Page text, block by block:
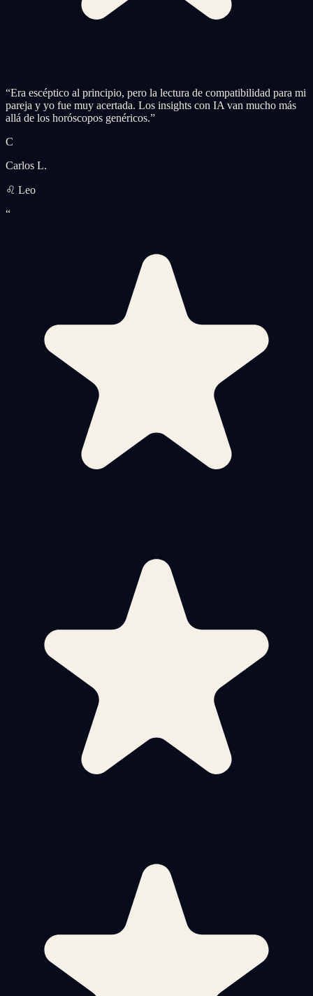
“Era escéptico al principio, pero la lectura de compatibilidad para mi
pareja y yo fue muy acertada. Los insights con IA van mucho más
allá de los horóscopos genéricos.”
C
Carlos L.
♌ Leo
“